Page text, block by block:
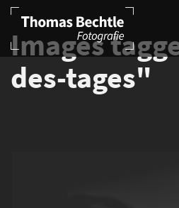
Images
des-tages"